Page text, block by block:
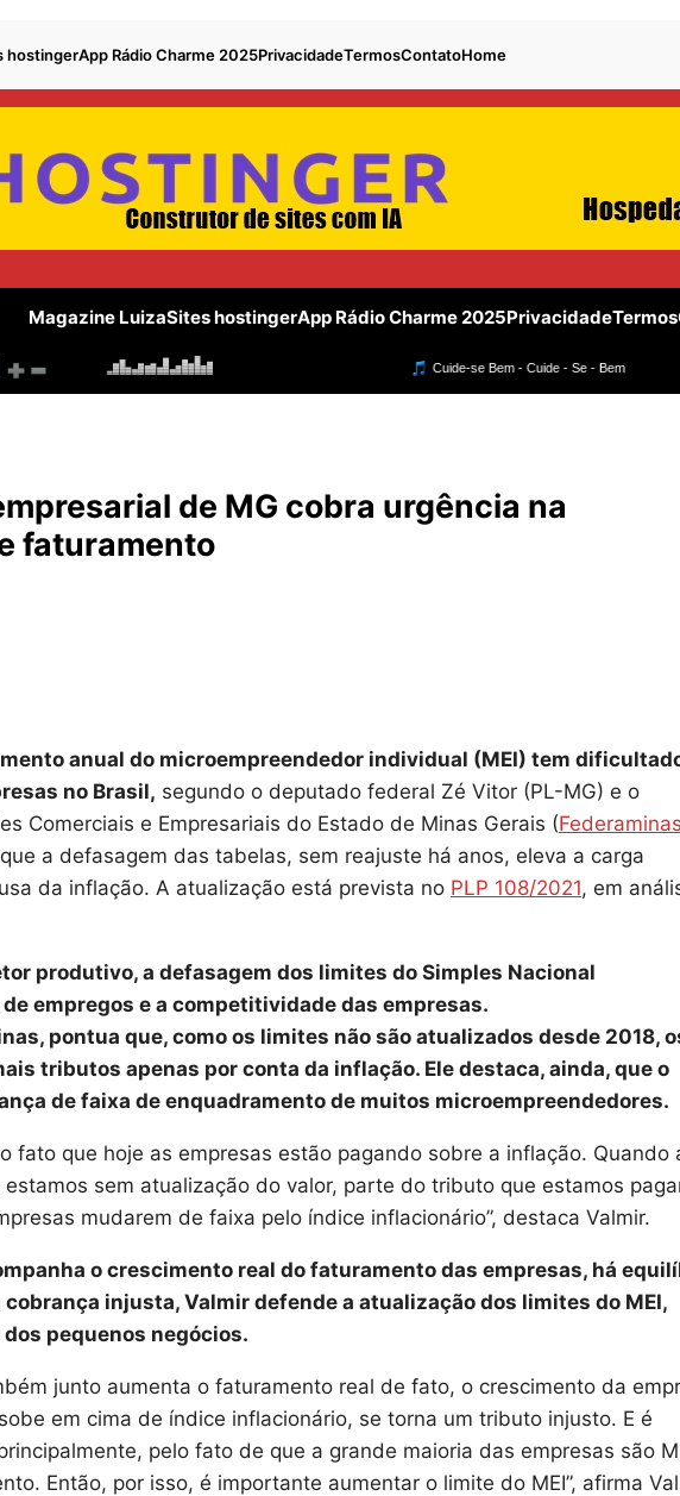
hostingerApp Rádio Charme 2025PrivacidadeTermosContatoHome
Magazine LuizaSites hostingerApp Rádio Charme 2025PrivacidadeTermos
de MG cobra urgência na
faturamento
anual do microempreendedor individual (MEI) tem
no Brasil, segundo o deputado federal Zé Vitor (PL-MG) e o
Comerciais e Empresariais do Estado de Minas Gerais (
a defasagem das tabelas, sem reajuste há anos, eleva a carga
da inflação. A atualização está prevista no PLP 108/2021, em
produtivo, a defasagem dos limites do Simples Nacional
empregos e a competitividade das empresas.
pontua que, como os limites não são atualizados desde 2018,
tributos apenas por conta da inflação. Ele destaca, ainda, que o
de faixa de enquadramento de muitos microempreendedores.
fato que hoje as empresas estão pagando sobre a inflação. Quando
sem atualização do valor, parte do tributo que estamos
mudarem de faixa pelo índice inflacionário”, destaca Valmir.
o crescimento real do faturamento das empresas, há
injusta, Valmir defende a atualização dos limites do MEI,
pequenos negócios.
junto aumenta o faturamento real de fato, o crescimento da
em cima de índice inflacionário, se torna um tributo injusto. E é
pelo fato de que a grande maioria das empresas são
Então, por isso, é importante aumentar o limite do MEI”, afirma